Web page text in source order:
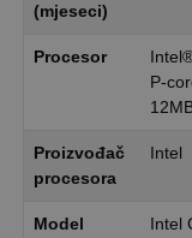
(mjeseci)
Procesor
P-
Proizvođač
procesora
Intel
Model
Intel